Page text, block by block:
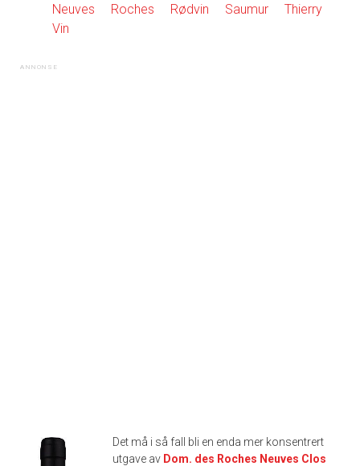
Neuves
Roches Rødvin Saumur
Thierry
Vin
Det må i så fall bli en enda mer konsentrert
utgave av Dom. des Roches Neuves Clos